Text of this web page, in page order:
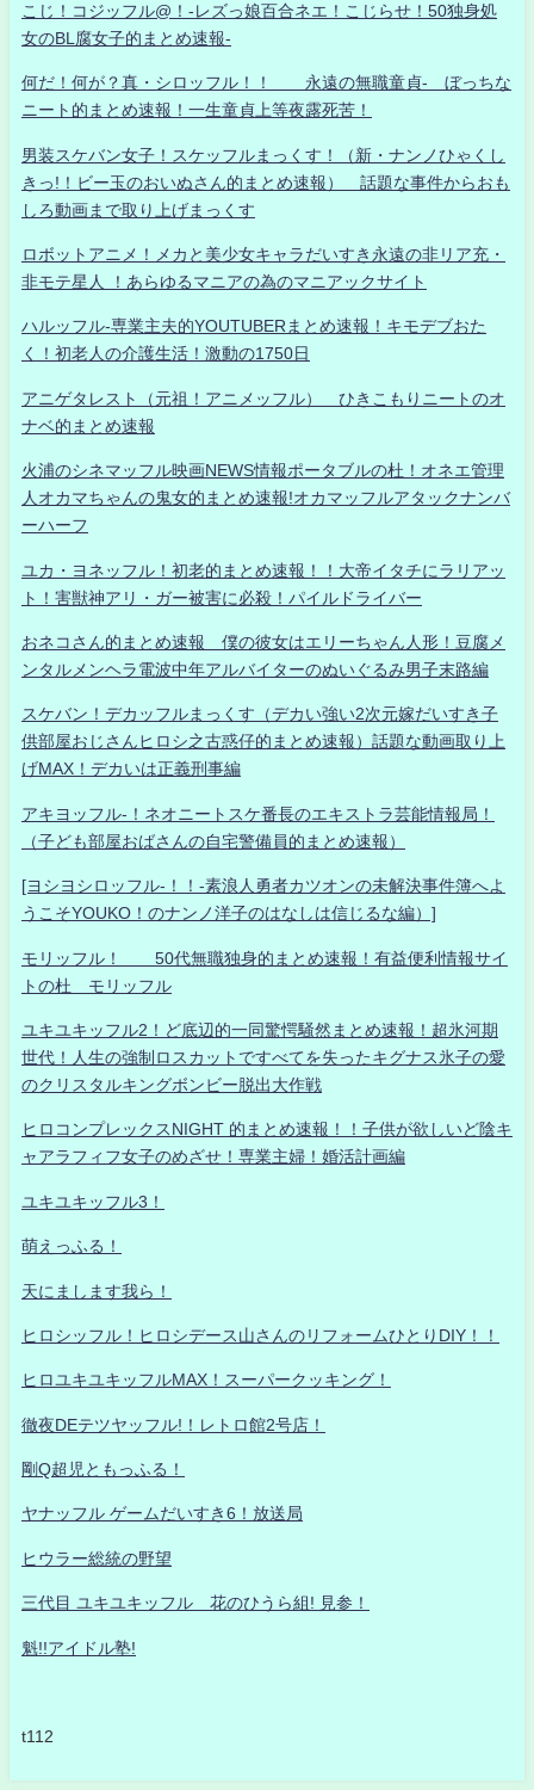
こじ！コジッフル@！-レズっ娘百合ネエ！こじらせ！50独身処
女のBL腐女子的まとめ速報-
何だ！何が？真・シロッフル！！ 永遠の無職童貞- ぼっちな
ニート的まとめ速報！一生童貞上等夜露死苦！
男装スケバン女子！スケッフルまっくす！（新・ナンノひゃくし
きっ!！ビー玉のおいぬさん的まとめ速報） 話題な事件からおも
しろ動画まで取り上げまっくす
ロボットアニメ！メカと美少女キャラだいすき永遠の非リア充・
非モテ星人 ！あらゆるマニアの為のマニアックサイト
ハルッフル-専業主夫的YOUTUBERまとめ速報！キモデブおた
く！初老人の介護生活！激動の1750日
アニゲタレスト（元祖！アニメッフル） ひきこもりニートのオ
ナベ的まとめ速報
火浦のシネマッフル映画NEWS情報ポータブルの杜！オネエ管理
人オカマちゃんの鬼女的まとめ速報!オカマッフルアタックナンバ
ーハーフ
ユカ・ヨネッフル！初老的まとめ速報！！大帝イタチにラリアッ
ト！害獣神アリ・ガー被害に必殺！パイルドライバー
おネコさん的まとめ速報 僕の彼女はエリーちゃん人形！豆腐メ
ンタルメンヘラ電波中年アルバイターのぬいぐるみ男子末路編
スケバン！デカッフルまっくす（デカい強い2次元嫁だいすき子
供部屋おじさんヒロシ之古惑仔的まとめ速報）話題な動画取り上
げMAX！デカいは正義刑事編
アキヨッフル-！ネオニートスケ番長のエキストラ芸能情報局！
（子ども部屋おばさんの自宅警備員的まとめ速報）
[ヨシヨシロッフル-！！-素浪人勇者カツオンの未解決事件簿へよ
うこそYOUKO！のナンノ洋子のはなしは信じるな編）]
モリッフル！ 50代無職独身的まとめ速報！有益便利情報サイ
トの杜 モリッフル
ユキユキッフル2！ど底辺的一同驚愕騒然まとめ速報！超氷河期
世代！人生の強制ロスカットですべてを失ったキグナス氷子の愛
のクリスタルキングボンビー脱出大作戦
ヒロコンプレックスNIGHT 的まとめ速報！！子供が欲しいど陰キ
ャアラフィフ女子のめざせ！専業主婦！婚活計画編
ユキユキッフル3！
萌えっふる！
天にまします我ら！
ヒロシッフル！ヒロシデース山さんのリフォームひとりDIY！！
ヒロユキユキッフルMAX！スーパークッキング！
徹夜DEテツヤッフル!！レトロ館2号店！
剛Q超児ともっふる！
ヤナッフル ゲームだいすき6！放送局
ヒウラー総統の野望
三代目 ユキユキッフル 花のひうら組! 見参！
魁!!アイドル塾!
t112